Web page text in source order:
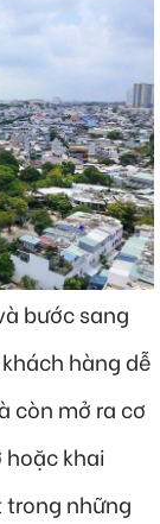
bước sang
hàng dễ
còn mở ra cơ
khai
những